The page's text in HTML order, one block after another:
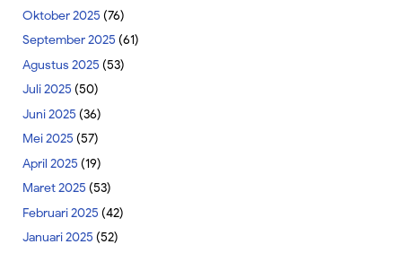
Oktober 2025 (76)
September 2025 (61)
Agustus 2025 (53)
Juli 2025 (50)
Juni 2025 (36)
Mei 2025 (57)
April 2025 (19)
Maret 2025 (53)
Februari 2025 (42)
Januari 2025 (52)